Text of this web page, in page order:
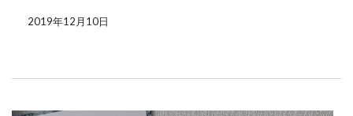
2019年12月10日